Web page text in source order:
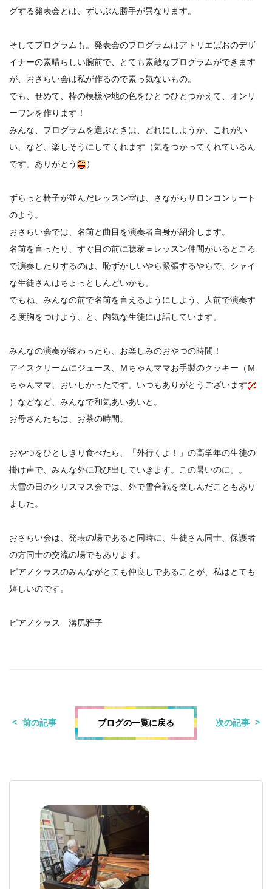
グする発表会とは、ずいぶん勝手が異なります。
そしてプログラムも。発表会のプログラムはアトリエぱおのデザ
イナーの素晴らしい腕前で、とても素敵なプログラムができます
が、おさらい会は私が作るので素っ気ないもの。
でも、せめて、枠の模様や地の色をひとつひとつかえて、オンリ
ーワンを作ります！
みんな、プログラムを選ぶときは、どれにしようか、これがい
い、など、楽しそうにしてくれます（気をつかってくれているん
です。ありがとう
）
ずらっと椅子が並んだレッスン室は、さながらサロンコンサート
のよう。
おさらい会では、名前と曲目を演奏者自身が紹介します。
名前を言ったり、すぐ目の前に聴衆＝レッスン仲間がいるところ
で演奏したりするのは、恥ずかしいやら緊張するやらで、シャイ
な生徒さんはちょっとしんどいかも。
でもね、みんなの前で名前を言えるようにしよう、人前で演奏す
る度胸をつけよう、と、内気な生徒には話しています。
みんなの演奏が終わったら、お楽しみのおやつの時間！
アイスクリームにジュース、Ｍちゃんママお手製のクッキー（Ｍ
ちゃんママ、おいしかったです。いつもありがとうございます
）などなど、みんなで和気あいあいと。
お母さんたちは、お茶の時間。
おやつをひとしきり食べたら、「外行くよ！」の高学年の生徒の
掛け声で、みんな外に飛び出していきます。この暑いのに。。
大雪の日のクリスマス会では、外で雪合戦を楽しんだこともあり
ました。
おさらい会は、発表の場であると同時に、生徒さん同士、保護者
の方同士の交流の場でもあります。
ピアノクラスのみんながとても仲良しであることが、私はとても
嬉しいのです。
ピアノクラス 溝尻雅子
前の記事 ブログの一覧に戻る 次の記事